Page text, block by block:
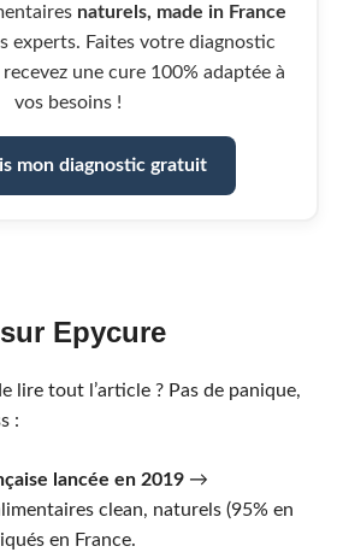
naturels, made in France
experts. Faites votre diagnostic
une cure 100% adaptée à
vos besoins !
mon diagnostic gratuit
sur Epycure
lire tout l’article ? Pas de panique,
:
lancée en 2019 →
clean, naturels (95% en
en France.